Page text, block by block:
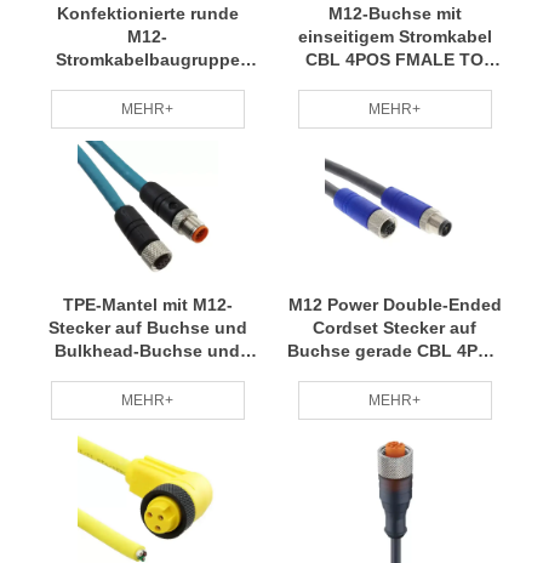
Konfektionierte runde
M12-
Stromkabelbaugruppe
WIRE 49.2'
MEHR+
M12-Buchse mit
einseitigem Stromkabel
CBL 4POS FMALE TO
MEHR+
TPE-Mantel mit M12-
Stecker auf Buchse und
Bulkhead-Buchse und
MÄNNLICH AUF FMALE
49.2'
MEHR+
M12 Power Double-Ended
Cordset Stecker auf
Buchse gerade CBL 4POS
32,8'
MEHR+